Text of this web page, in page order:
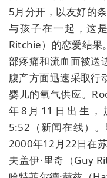
5月分开，以友好的
与孩子在一起，这
Ritchie）的恋爱结果
部疼痛和流血而被送
腹产方面迅速采取行
婴儿的氧气供应。
年8月11日出生，
5:52（新闻在线）
2000年12月22日在
夫盖伊·里奇（Guy